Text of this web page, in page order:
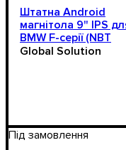
Штатна Android
магнітола 9" IPS
BMW F-серії (NBT
System), Android 13
Global Solution
Під замовлення